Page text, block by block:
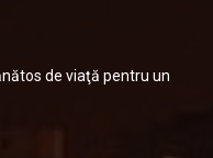
de viaţă pentru un